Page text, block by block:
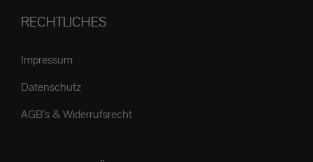
RECHTLICHES
Impressum
Datenschutz
AGB’s & Widerrufsrecht